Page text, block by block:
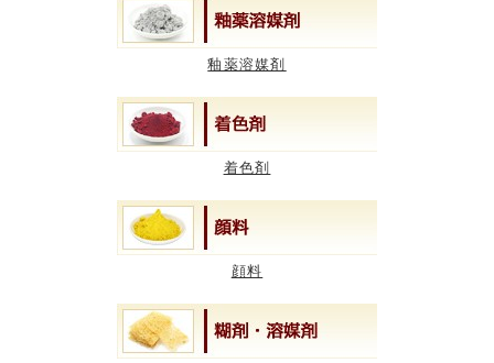
釉薬溶媒剤
着色剤
顔料